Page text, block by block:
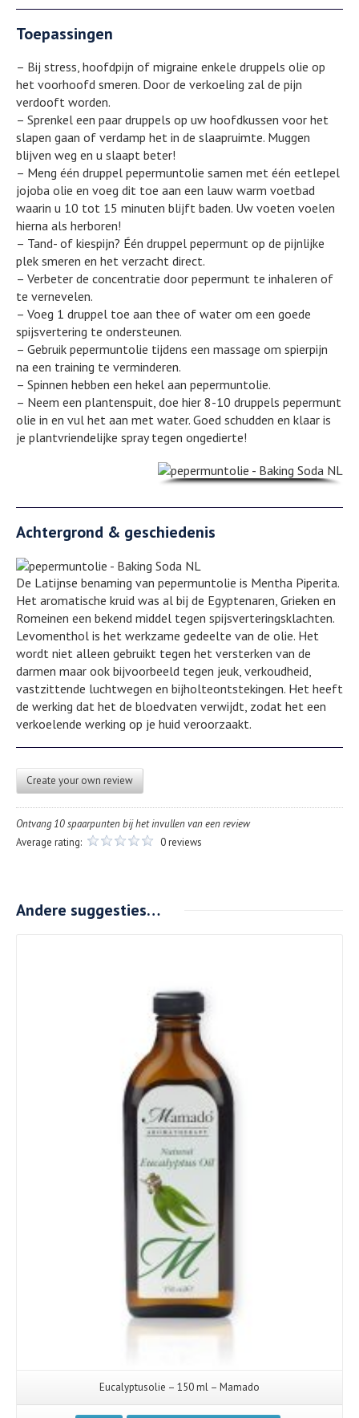
Toepassingen
– Bij stress, hoofdpijn of migraine enkele druppels olie op
het voorhoofd smeren. Door de verkoeling zal de pijn
verdooft worden.
– Sprenkel een paar druppels op uw hoofdkussen voor het
slapen gaan of verdamp het in de slaapruimte. Muggen
blijven weg en u slaapt beter!
– Meng één druppel pepermuntolie samen met één eetlepel
jojoba olie en voeg dit toe aan een lauw warm voetbad
waarin u 10 tot 15 minuten blijft baden. Uw voeten voelen
hierna als herboren!
– Tand- of kiespijn? Één druppel pepermunt op de pijnlijke
plek smeren en het verzacht direct.
– Verbeter de concentratie door pepermunt te inhaleren of
te vernevelen.
– Voeg 1 druppel toe aan thee of water om een goede
spijsvertering te ondersteunen.
– Gebruik pepermuntolie tijdens een massage om spierpijn
na een training te verminderen.
– Spinnen hebben een hekel aan pepermuntolie.
– Neem een plantenspuit, doe hier 8-10 druppels pepermunt
olie in en vul het aan met water. Goed schudden en klaar is
je plantvriendelijke spray tegen ongedierte!
Achtergrond & geschiedenis
De Latijnse benaming van pepermuntolie is Mentha Piperita.
Het aromatische kruid was al bij de Egyptenaren, Grieken en
Romeinen een bekend middel tegen spijsverteringsklachten.
Levomenthol is het werkzame gedeelte van de olie. Het
wordt niet alleen gebruikt tegen het versterken van de
darmen maar ook bijvoorbeeld tegen jeuk, verkoudheid,
vastzittende luchtwegen en bijholteontstekingen. Het heeft
de werking dat het de bloedvaten verwijdt, zodat het een
verkoelende werking op je huid veroorzaakt.
Create your own review
Ontvang 10 spaarpunten bij het invullen van een review
Average rating:
0 reviews
Andere suggesties…
Details
Eucalyptusolie – 150 ml – Mamado